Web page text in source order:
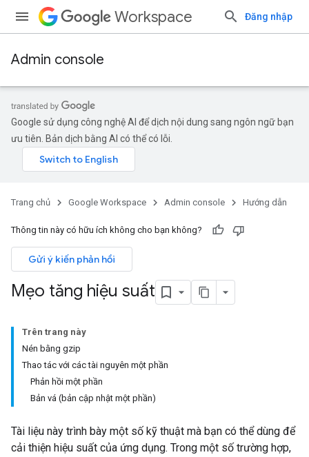
Workspace Đăng nhập
Admin console
Google sử dụng công nghệ AI để dịch nội dung sang ngôn ngữ bạn
ưu tiên. Bản dịch bằng AI có thể có lỗi.
Trang chủ Google Workspace Admin console Hướng dẫn
Thông tin này có hữu ích không cho bạn không?
Gửi ý kiến phản hồi
Mẹo tăng hiệu suất
Trên trang này
Nén bằng gzip
Thao tác với các tài nguyên một phần
Phản hồi một phần
Bản vá (bản cập nhật một phần)
Tài liệu này trình bày một số kỹ thuật mà bạn có thể dùng để
cải thiện hiệu suất của ứng dụng. Trong một số trường hợp,